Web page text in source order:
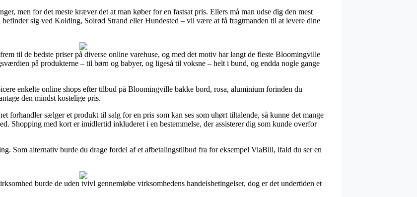
men for det meste kræver det at man køber for en fastsat pris. Ellers må man udse dig den mest
sig ved Kolding, Solrød Strand eller Hundested – vil være at få fragtmanden til at levere dine
til de bedste priser på diverse online varehuse, og med det motiv har langt de fleste Bloomingville
på produkterne – til børn og babyer, og ligeså til voksne – helt i bund, og endda nogle gange
enkelte online shops efter tilbud på Bloomingville bakke bord, rosa, aluminium forinden du
den mindst kostelige pris.
forhandler sælger et produkt til salg for en pris som kan ses som uhørt tiltalende, så kunne det mange
Shopping med kort er imidlertid inkluderet i en bestemmelse, der assisterer dig som kunde overfor
Som alternativ burde du drage fordel af et afbetalingstilbud fra for eksempel ViaBill, ifald du ser en
burde de uden tvivl gennemløbe virksomhedens handelsbetingelser, dog er det undertiden et